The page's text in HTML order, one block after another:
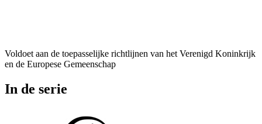
Voldoet aan de toepasselijke richtlijnen van het Verenigd Koninkrijk
en de Europese Gemeenschap
In de serie